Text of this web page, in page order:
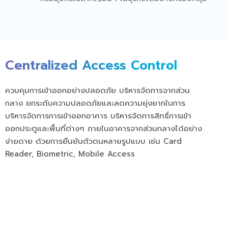
Centralized Access Control
ควบคุมการเข้าออกอย่างปลอดภัย บริหารจัดการจากส่วน
กลาง ยกระดับความปลอดภัยและลดความยุ่งยากในการ
บริหารจัดการการเข้าออกอาคาร บริหารจัดการสิทธิ์การเข้า
ออกประตูและพื้นที่ต่างๆ ภายในอาคารจากส่วนกลางได้อย่าง
ง่ายดาย ด้วยการยืนยันตัวตนหลายรูปแบบ เช่น Card
Reader, Biometric, Mobile Access